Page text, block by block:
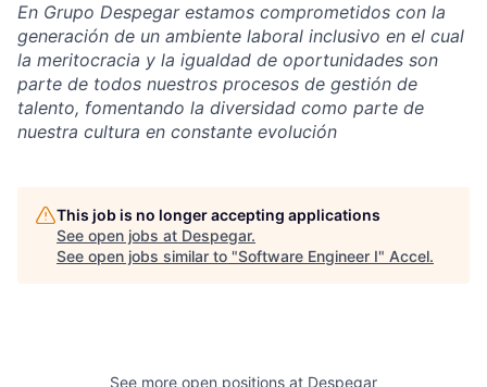
En Grupo Despegar estamos comprometidos con la
generación de un ambiente laboral inclusivo en el cual
la meritocracia y la igualdad de oportunidades son
parte de todos nuestros procesos de gestión de
talento, fomentando la diversidad como parte de
nuestra cultura en constante evolución
This job is no longer accepting applications
See open jobs at Despegar.
See open jobs similar to "Software Engineer I" Accel.
See more open positions at Despegar